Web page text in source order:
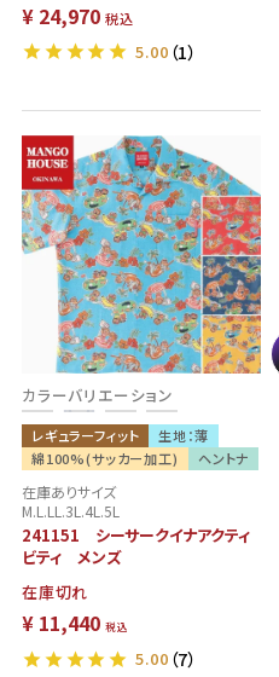
¥ 24,970 税込
5.00 （1）
カラーバリエーション
レギュラーフィット
生地：薄
綿100%(サッカー加工)
ヘントナ
在庫ありサイズ
M.L.LL.3L.4L.5L
241151 シーサークイナアクティ
ビティ メンズ
在庫切れ
¥ 11,440 税込
5.00 （7）